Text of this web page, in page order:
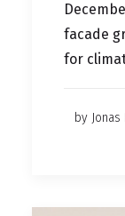
facade
for
by Jonas